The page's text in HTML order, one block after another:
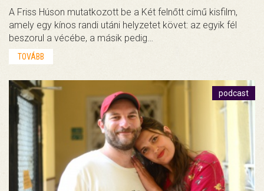
A Friss Húson mutatkozott be a Két felnőtt című kisfilm,
amely egy kínos randi utáni helyzetet követ: az egyik fél
beszorul a vécébe, a másik pedig…
TOVÁBB
podcast